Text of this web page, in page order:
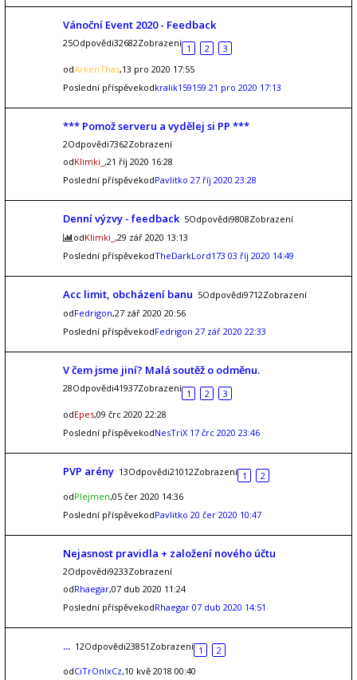
Vánoční Event 2020 - Feedback
25Odpovědi32682Zobrazení 1 2
3
odArkenThas,13 pro 2020 17:55
Poslední příspěvekodkralik159159 21 pro 2020 17:13
*** Pomož serveru a vydělej si PP ***
2Odpovědi7362Zobrazení
odKlimki_ ,21 říj 2020 16:28
Poslední příspěvekodPavlitko 27 říj 2020 23:28
Denní výzvy - feedback 5Odpovědi9808Zobrazení
odKlimki_ ,29 zář 2020 13:13
Poslední příspěvekodTheDarkLord173 03 říj 2020 14:49
Acc limit, obcházení banu 5Odpovědi9712Zobrazení
odFedrigon,27 zář 2020 20:56
Poslední příspěvekodFedrigon 27 zář 2020 22:33
V čem jsme jiní? Malá soutěž o odměnu.
28Odpovědi41937Zobrazení 1 2
3
odEpes,09 črc 2020 22:28
Poslední příspěvekodNesTriX 17 črc 2020 23:46
PVP arény 13Odpovědi21012Zobrazení 1
2
odPlejmen,05 čer 2020 14:36
Poslední příspěvekodPavlitko 20 čer 2020 10:47
Nejasnost pravidla + založení nového účtu
2Odpovědi9233Zobrazení
odRhaegar,07 dub 2020 11:24
Poslední příspěvekodRhaegar 07 dub 2020 14:51
... 12Odpovědi23851Zobrazení 1
2
odCiTrOnIxCz,10 kvě 2018 00:40